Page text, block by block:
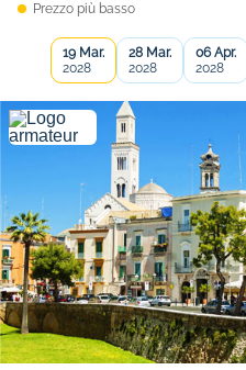
Prezzo più basso
19 Mar.
2028
28 Mar.
2028
06 Apr.
2028